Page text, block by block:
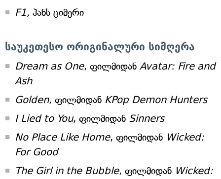
F1, ჰანს ციმერი
საუკეთესო ორიგინალური სიმღერა
Dream as One, ფილმიდან Avatar: Fire and
Ash
Golden, ფილმიდან KPop Demon Hunters
I Lied to You, ფილმიდან Sinners
No Place Like Home, ფილმიდან Wicked:
For Good
The Girl in the Bubble, ფილმიდან Wicked: